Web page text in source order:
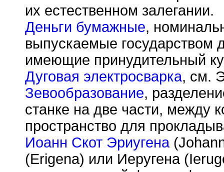
их естественном залегании.
Деньги бумажные,
выпускаемые государством
имеющие принудительный
Дуговая электросварка, см.
Зевообразование,
станке на две части, между
пространство для
Иоанн Скот Эриугена
(Erigena) или Иеругена